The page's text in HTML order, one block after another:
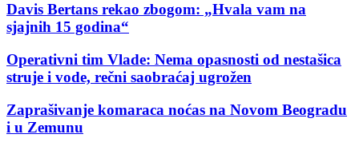
Davis Bertans rekao zbogom: „Hvala vam na
sjajnih 15 godina“
Operativni tim Vlade: Nema opasnosti od nestašica
struje i vode, rečni saobraćaj ugrožen
Zaprašivanje komaraca noćas na Novom Beogradu
i u Zemunu